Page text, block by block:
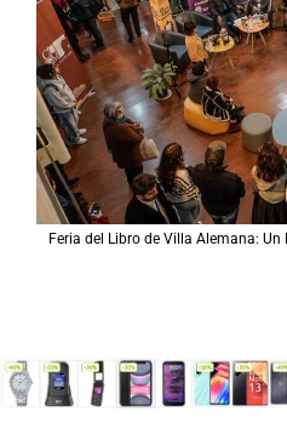
Feria del Libro de Villa Alemana: